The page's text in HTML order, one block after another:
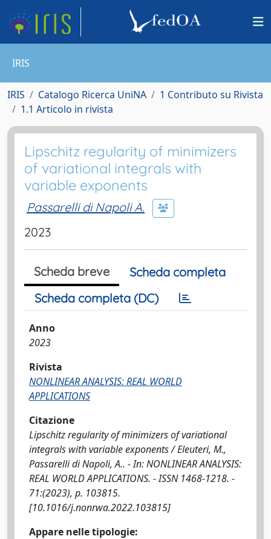
IRIS
IRIS Catalogo Ricerca UniNA
1 Contributo su Rivista
1.1 Articolo in rivista
Lipschitz regularity of minimizers
of variational integrals with
variable exponents
Passarelli di Napoli A.
2023
Scheda breve
Scheda completa
Scheda completa (DC)
Anno
2023
Rivista
NONLINEAR ANALYSIS: REAL WORLD
APPLICATIONS
Citazione
Lipschitz regularity of minimizers of variational
integrals with variable exponents / Eleuteri, M.,
Passarelli di Napoli, A.. - In: NONLINEAR ANALYSIS:
REAL WORLD APPLICATIONS. - ISSN 1468-1218. -
71:(2023), p. 103815.
[10.1016/j.nonrwa.2022.103815]
Appare nelle tipologie: